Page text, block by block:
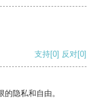
支持[0] 反对[0]
隐私和自由。